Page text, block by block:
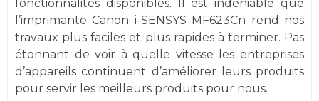
fonctionnalités disponibles. Il est indéniable que
l’imprimante Canon i-SENSYS MF623Cn rend nos
travaux plus faciles et plus rapides à terminer. Pas
étonnant de voir à quelle vitesse les entreprises
d’appareils continuent d’améliorer leurs produits
pour servir les meilleurs produits pour nous.